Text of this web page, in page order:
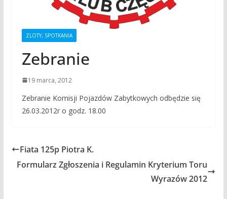
ZLOTY, SPOTKANIA
Zebranie
19 marca, 2012
Zebranie Komisji Pojazdów Zabytkowych odbędzie się
26.03.2012r o godz. 18.00
Fiata 125p Piotra K.
Formularz Zgłoszenia i Regulamin Kryterium Toru
Wyrazów 2012